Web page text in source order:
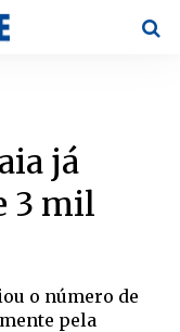
já
3 mil
o número de
pela